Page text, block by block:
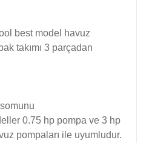
best model havuz
takımı 3 parçadan
0.75 hp pompa ve 3 hp
pompaları ile uyumludur.